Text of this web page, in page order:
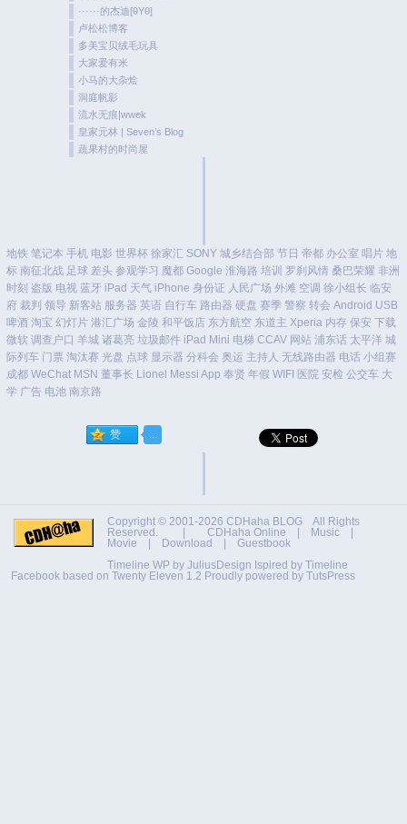
······的杰迪[θYθ]
卢松松博客
多美宝贝绒毛玩具
大家爱有米
小马的大杂烩
洞庭帆影
流水无痕|wwek
皇家元林 | Seven’s Blog
蔬果村的时尚屋
地铁 笔记本 手机 电影 世界杯 徐家汇 SONY 城乡结合部 节日 帝都 办公室 唱片 地
标 南征北战 足球 差头 参观学习 魔都 Google 淮海路 培训 罗刹风情 桑巴荣耀 非洲
时刻 盗版 电视 蓝牙 iPad 天气 iPhone 身份证 人民广场 外滩 空调 徐小组长 临安
府 裁判 领导 新客站 服务器 英语 自行车 路由器 硬盘 赛季 警察 转会 Android USB
啤酒 淘宝 幻灯片 港汇广场 金陵 和平饭店 东方航空 东道主 Xperia 内存 保安 下载
微软 调查户口 羊城 诸葛亮 垃圾邮件 iPad Mini 电梯 CCAV 网站 浦东话 太平洋 城
际列车 门票 淘汰赛 光盘 点球 显示器 分科会 奥运 主持人 无线路由器 电话 小组赛
成都 WeChat MSN 董事长 Lionel Messi App 奉贤 年假 WIFI 医院 安检 公交车 大
学 广告 电池 南京路
Copyright © 2001-2026 CDHaha BLOG All Rights
Reserved. | CDHaha Online Music
Movie
Download
Guestbook
Timeline WP by JuliusDesign Ispired by Timeline
Facebook based on Twenty Eleven 1.2 Proudly powered by TutsPress